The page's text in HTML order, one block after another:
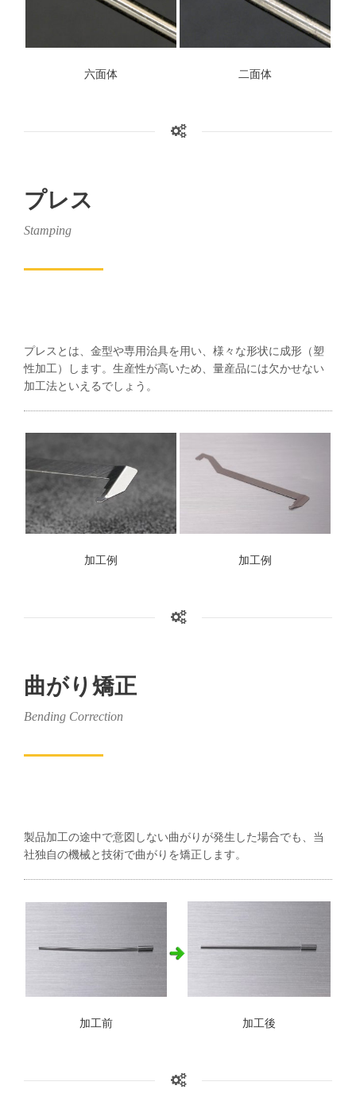
六面体 二面体
プレス
Stamping
プレスとは、金型や専用治具を用い、様々な形状に成形（塑
性加工）します。生産性が高いため、量産品には欠かせない
加工法といえるでしょう。
加工例 加工例
曲がり矯正
Bending Correction
製品加工の途中で意図しない曲がりが発生した場合でも、当
社独自の機械と技術で曲がりを矯正します。
加工前 加工後